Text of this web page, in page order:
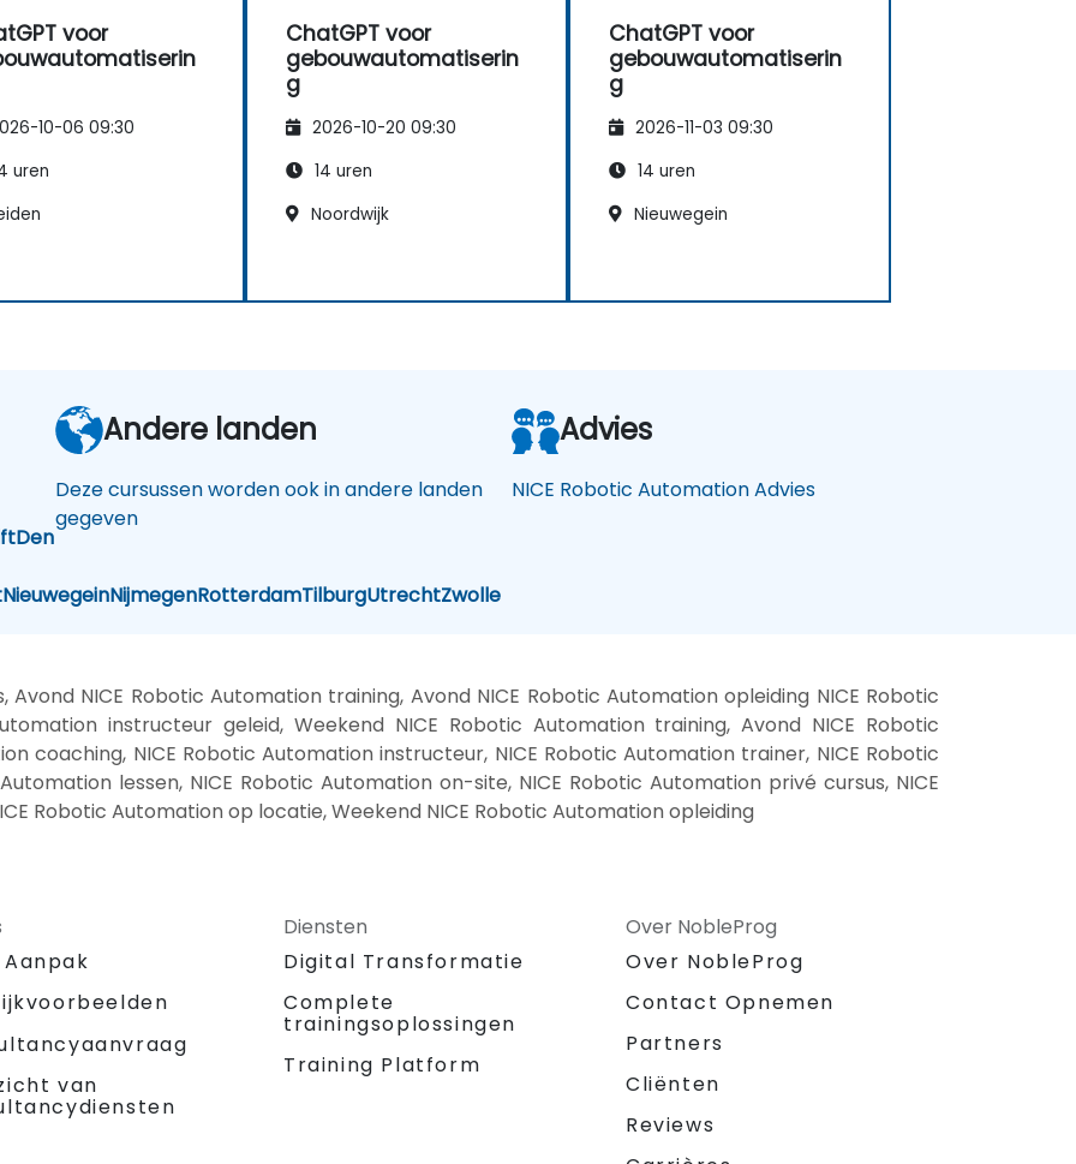
voor
10-06 09:30
uren
ChatGPT voor
gebouwautomatiserin
g
2026-10-20 09:30
14 uren
Noordwijk
ChatGPT voor
gebouwautomatiserin
g
2026-11-03 09:30
14 uren
Nieuwegein
Den
NieuwegeinNijmegenRotterdamTilburgUtrechtZwolle
Andere landen
Deze cursussen worden ook in andere landen
gegeven
Advies
NICE Robotic Automation Advies
NICE Robotic Automation training, Avond NICE Robotic Automation opleiding NICE Robotic
instructeur geleid, Weekend NICE Robotic Automation training, Avond NICE Robotic
coaching, NICE Robotic Automation instructeur, NICE Robotic Automation trainer, NICE Robotic
lessen, NICE Robotic Automation on-site, NICE Robotic Automation privé cursus, NICE
Robotic Automation op locatie, Weekend NICE Robotic Automation opleiding
van
Diensten
Digital Transformatie
Complete
trainingsoplossingen
Training Platform
Over NobleProg
Over NobleProg
Contact Opnemen
Partners
Cliënten
Reviews